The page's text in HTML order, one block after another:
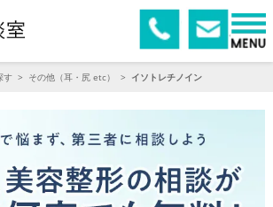
す > その他（耳・尻 etc） > イソトレチノイン